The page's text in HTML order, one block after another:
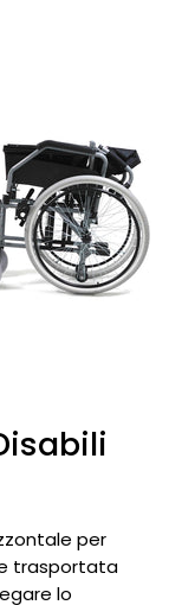
per
trasportata
lo